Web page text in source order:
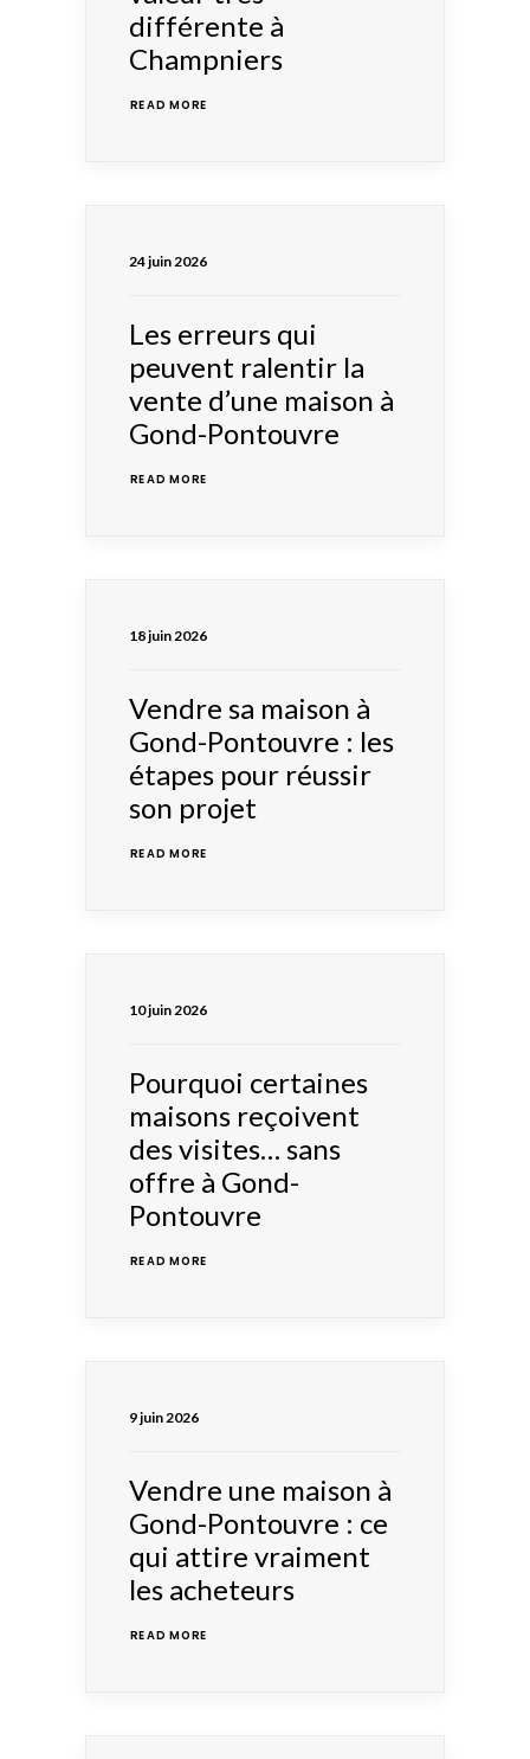
différente à
Champniers
READ MORE
24 juin 2026
Les erreurs qui
peuvent ralentir la
vente d’une maison à
Gond-Pontouvre
READ MORE
18 juin 2026
Vendre sa maison à
Gond-Pontouvre : les
étapes pour réussir
son projet
READ MORE
10 juin 2026
Pourquoi certaines
maisons reçoivent
des visites… sans
offre à Gond-
Pontouvre
READ MORE
9 juin 2026
Vendre une maison à
Gond-Pontouvre : ce
qui attire vraiment
les acheteurs
READ MORE